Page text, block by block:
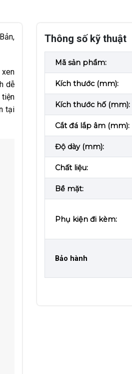
xen
dễ
tại
Thông số kỹ thuật
Mã sản phẩm:
Kích thước (mm):
Kích thước hố (mm):
Cắt đá lắp âm (mm):
Độ dày (mm):
Chất liệu:
Bề mặt:
Phụ kiện đi kèm:
Bảo hành